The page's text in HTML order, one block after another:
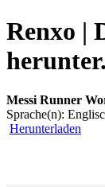
Renxo |
herunter.
Messi Runner
Sprache(n):
Herunterladen